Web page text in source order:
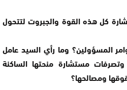
كل هذه القوة والجبروت لتتحول
المسؤولين؟ وما رأي السيد عامل
مستشارة منحتها الساكنة
ومصالحها؟